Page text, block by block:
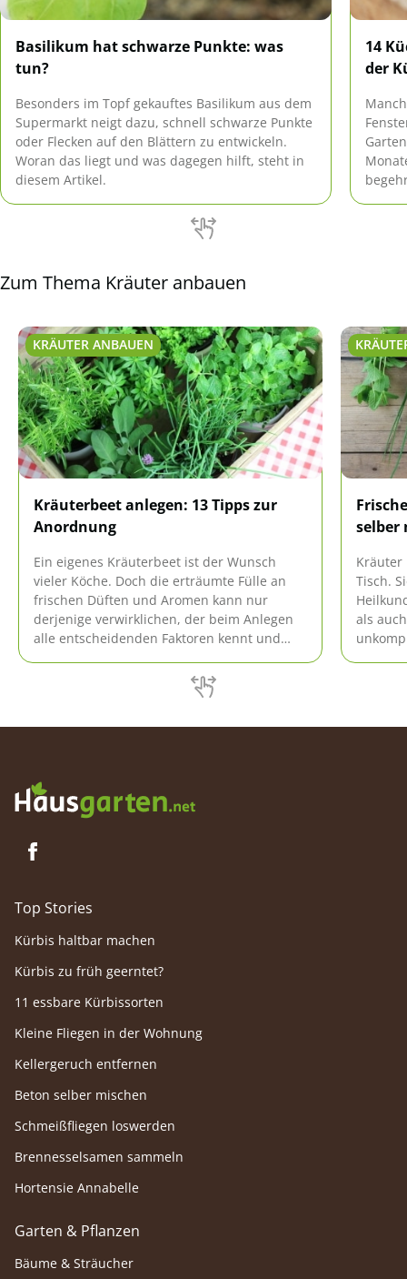
Basilikum hat schwarze Punkte: was
tun?
Besonders im Topf gekauftes Basilikum aus dem
Supermarkt neigt dazu, schnell schwarze Punkte
oder Flecken auf den Blättern zu entwickeln.
Woran das liegt und was dagegen hilft, steht in
diesem Artikel.
14
der
Zum Thema Kräuter anbauen
KRÄUTER ANBAUEN
Kräuterbeet anlegen: 13 Tipps zur
Anordnung
Ein eigenes Kräuterbeet ist der Wunsch
vieler Köche. Doch die erträumte Fülle an
frischen Düften und Aromen kann nur
derjenige verwirklichen, der beim Anlegen
alle entscheidenden Faktoren kennt und
selber
Kräuter
Tisch.
als
Top Stories
Kürbis haltbar machen
Kürbis zu früh geerntet?
11 essbare Kürbissorten
Kleine Fliegen in der Wohnung
Kellergeruch entfernen
Beton selber mischen
Schmeißfliegen loswerden
Brennesselsamen sammeln
Hortensie Annabelle
Garten & Pflanzen
Bäume & Sträucher